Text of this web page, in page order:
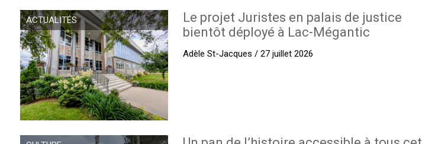
ACTUALITÉS
Le projet Juristes en palais de justice
bientôt déployé à Lac-Mégantic
Adèle St-Jacques / 27 juillet 2026